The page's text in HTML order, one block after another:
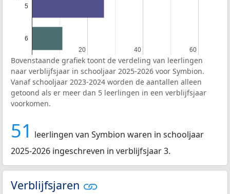
20
20 40
40 60
60
5
6
Bovenstaande grafiek toont de verdeling van leerlingen
naar verblijfsjaar in schooljaar 2025-2026 voor Symbion.
Vanaf schooljaar 2023-2024 worden de aantallen alleen
getoond als er meer dan 5 leerlingen in een verblijfsjaar
voorkomen.
51 leerlingen van Symbion waren in schooljaar
2025-2026 ingeschreven in verblijfsjaar 3.
Verblijfsjaren